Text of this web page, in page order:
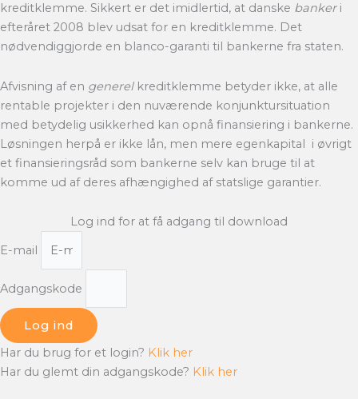
kreditklemme. Sikkert er det imidlertid, at danske banker i
efteråret 2008 blev udsat for en kreditklemme. Det
nødvendiggjorde en blanco-garanti til bankerne fra staten.
Afvisning af en generel kreditklemme betyder ikke, at alle
rentable projekter i den nuværende konjunktursituation
med betydelig usikkerhed kan opnå finansiering i bankerne.
Løsningen herpå er ikke lån, men mere egenkapital  i øvrigt
et finansieringsråd som bankerne selv kan bruge til at
komme ud af deres afhængighed af statslige garantier.
Log ind for at få adgang til download
E-mail
Adgangskode
Log ind
Har du brug for et login? Klik her
Har du glemt din adgangskode? Klik her